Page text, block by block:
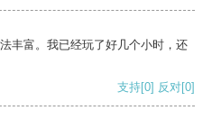
丰富。我已经玩了好几个小时，还
支持[0] 反对[0]